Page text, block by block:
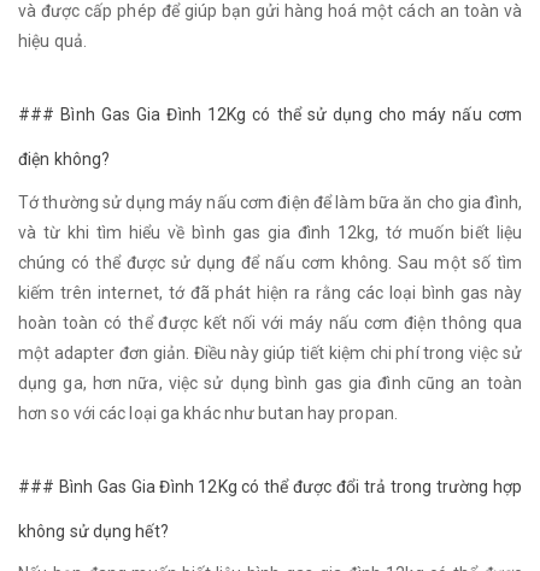
và được cấp phép để giúp bạn gửi hàng hoá một cách an toàn và
hiệu quả.
### Bình Gas Gia Đình 12Kg có thể sử dụng cho máy nấu cơm
điện không?
Tớ thường sử dụng máy nấu cơm điện để làm bữa ăn cho gia đình,
và từ khi tìm hiểu về bình gas gia đình 12kg, tớ muốn biết liệu
chúng có thể được sử dụng để nấu cơm không. Sau một số tìm
kiếm trên internet, tớ đã phát hiện ra rằng các loại bình gas này
hoàn toàn có thể được kết nối với máy nấu cơm điện thông qua
một adapter đơn giản. Điều này giúp tiết kiệm chi phí trong việc sử
dụng ga, hơn nữa, việc sử dụng bình gas gia đình cũng an toàn
hơn so với các loại ga khác như butan hay propan.
### Bình Gas Gia Đình 12Kg có thể được đổi trả trong trường hợp
không sử dụng hết?